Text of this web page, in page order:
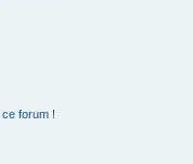
ce forum !